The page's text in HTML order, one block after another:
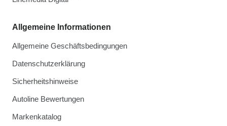
Allgemeine Informationen
Allgemeine Geschäftsbedingungen
Datenschutzerklärung
Sicherheitshinweise
Autoline Bewertungen
Markenkatalog